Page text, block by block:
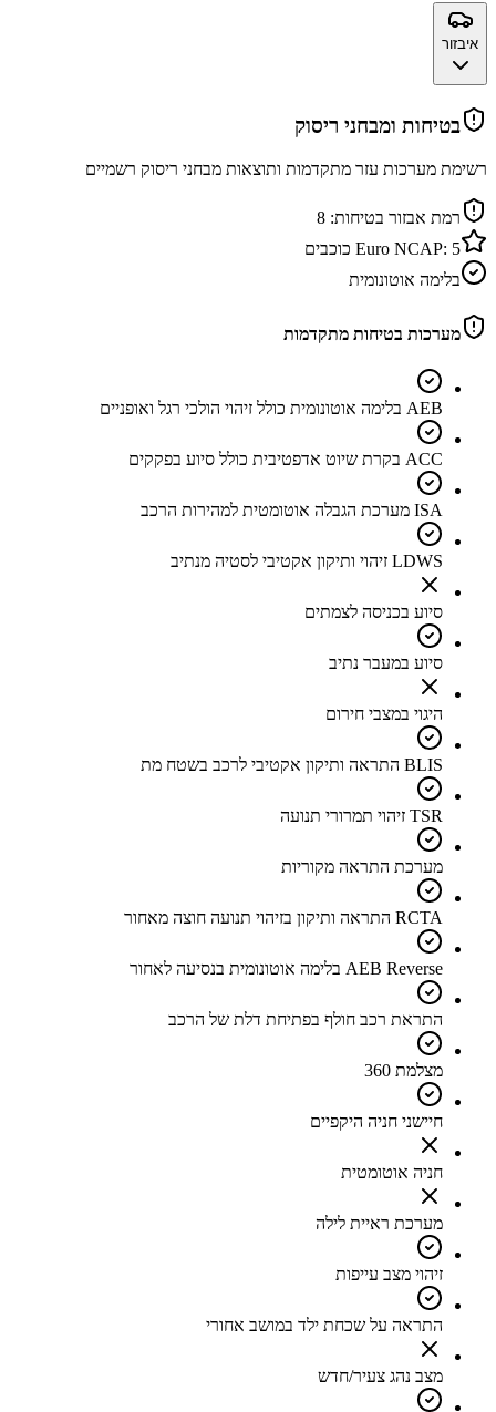
איבזור
בטיחות ומבחני ריסוק
רשימת מערכות עזר מתקדמות ותוצאות מבחני ריסוק רשמיים
רמת אבזור בטיחות: 8
Euro NCAP: 5
כוכבים
בלימה אוטונומית
מערכות בטיחות מתקדמות
AEB בלימה אוטונומית כולל זיהוי הולכי רגל ואופניים
ACC בקרת שיוט אדפטיבית כולל סיוע בפקקים
ISA מערכת הגבלה אוטומטית למהירות הרכב
LDWS זיהוי ותיקון אקטיבי לסטיה מנתיב
סיוע בכניסה לצמתים
סיוע במעבר נתיב
היגוי במצבי חירום
BLIS התראה ותיקון אקטיבי לרכב בשטח מת
TSR זיהוי תמרורי תנועה
מערכת התראה מקוריות
RCTA התראה ותיקון בזיהוי תנועה חוצה מאחור
AEB Reverse בלימה אוטונומית בנסיעה לאחור
התראת רכב חולף בפתיחת דלת של הרכב
מצלמת 360
חיישני חניה היקפיים
חניה אוטומטית
מערכת ראיית לילה
זיהוי מצב עייפות
התראה על שכחת ילד במושב אחורי
מצב נהג צעיר/חדש